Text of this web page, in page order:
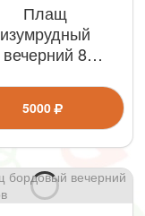
Плащ
изумрудный
вечерний 8
5000